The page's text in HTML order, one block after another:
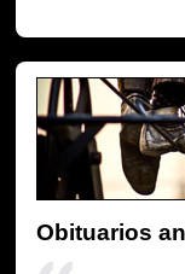
Obituarios